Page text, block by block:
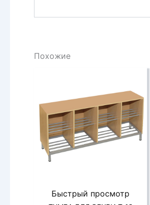
Похожие
Быстрый просмотр